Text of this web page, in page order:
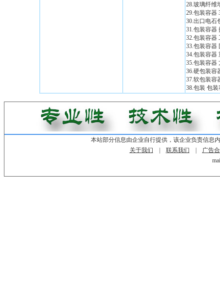
28.玻璃纤维
29.包装容器
30.出口电石
31.包装容器
32.包装容器
33.包装容器
34.包装容器
35.包装容器
36.硬包装容
37.软包装容
38.包装 包
本站部分信息由企业自行提供，该企业负责信息
关于我们
联系我们
广告